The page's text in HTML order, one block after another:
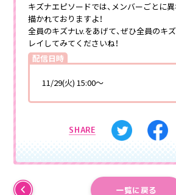
キズナエピソードでは、メンバーごとに
描かれておりますよ！
全員のキズナLv.をあげて、ぜひ全員のキ
レイしてみてくださいね！
配信日時
11/29(火) 15:00～
SHARE
一覧に戻る